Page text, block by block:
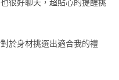
很好聊天，超貼心的提醒挑
於身材挑選出適合我的禮